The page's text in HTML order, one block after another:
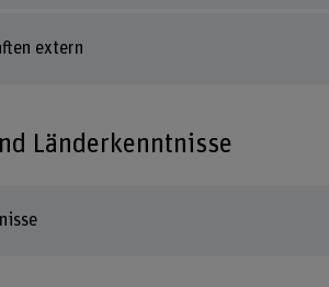
extern
Länderkenntnisse